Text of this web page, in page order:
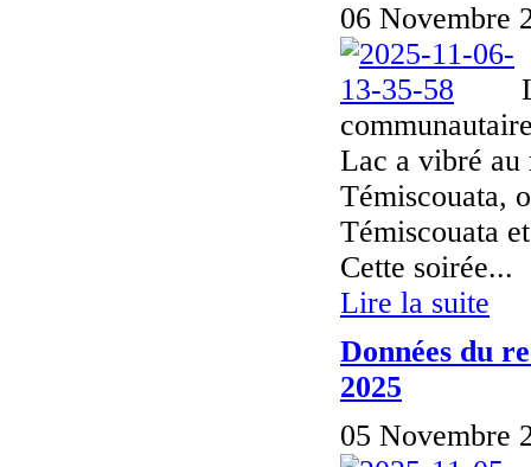
06 Novembre
Lac a vibré au
Témiscouata,
Témiscouata
Cette soirée...
Lire la suite
Données du
2025
05 Novembre